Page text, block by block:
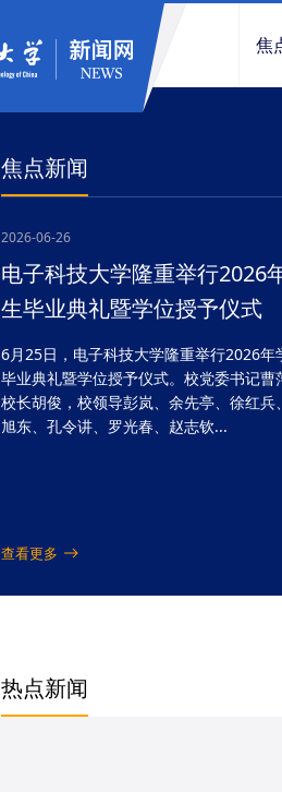
焦
焦点新闻
2026-06-26
电子科技大学隆重举行2026
生毕业典礼暨学位授予仪式
6月25日，电子科技大学隆重举行2026年
毕业典礼暨学位授予仪式。校党委书记曹
校长胡俊，校领导彭岚、余先亭、徐红兵
旭东、孔令讲、罗光春、赵志钦...
查看更多
热点新闻